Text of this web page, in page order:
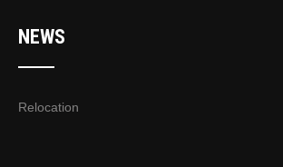
NEWS
Relocation